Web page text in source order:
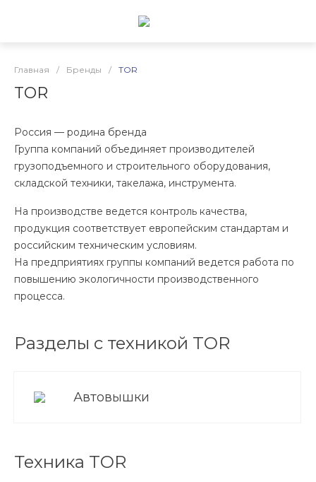
Главная / Бренды / TOR
TOR
Россия — родина бренда
Группа компаний объединяет производителей
грузоподъемного и строительного оборудования,
складской техники, такелажа, инструмента.
На производстве ведется контроль качества,
продукция соответствует европейским стандартам и
российским техническим условиям.
На предприятиях группы компаний ведется работа по
повышению экологичности производственного
процесса.
Разделы с техникой TOR
Автовышки
Техника TOR